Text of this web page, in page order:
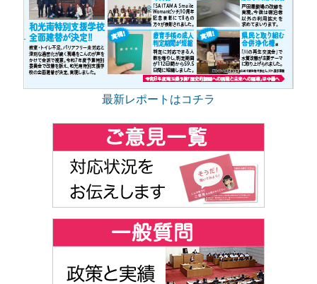
最新レポートはコチラ